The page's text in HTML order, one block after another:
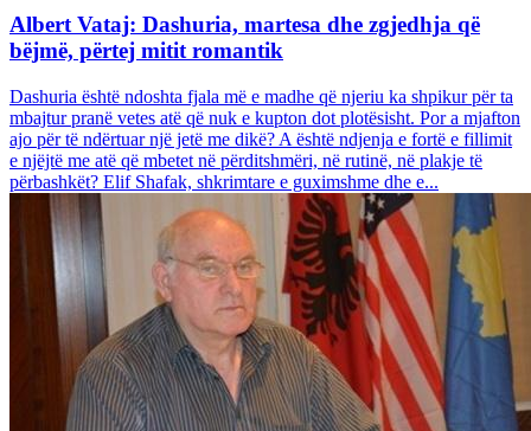
Albert Vataj: Dashuria, martesa dhe zgjedhja që
bëjmë, përtej mitit romantik
Dashuria është ndoshta fjala më e madhe që njeriu ka shpikur për ta
mbajtur pranë vetes atë që nuk e kupton dot plotësisht. Por a mjafton
ajo për të ndërtuar një jetë me dikë? A është ndjenja e fortë e fillimit
e njëjtë me atë që mbetet në përditshmëri, në rutinë, në plakje të
përbashkët? Elif Shafak, shkrimtare e guximshme dhe e...